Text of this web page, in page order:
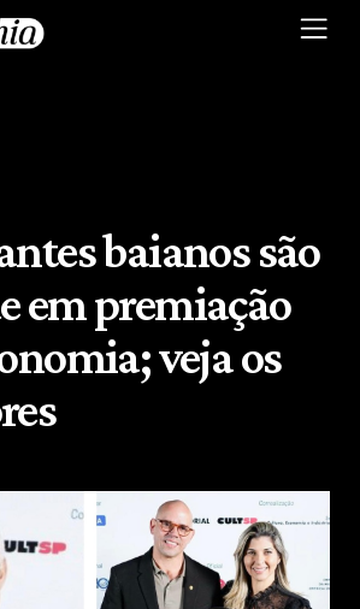
baianos são
em premiação
veja os